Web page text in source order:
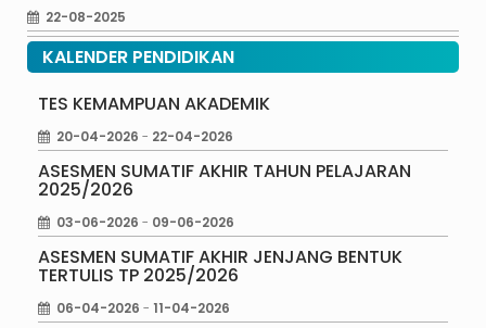
22-08-2025
KALENDER PENDIDIKAN
TES KEMAMPUAN AKADEMIK
20-04-2026 - 22-04-2026
ASESMEN SUMATIF AKHIR TAHUN PELAJARAN
2025/2026
03-06-2026 - 09-06-2026
ASESMEN SUMATIF AKHIR JENJANG BENTUK
TERTULIS TP 2025/2026
06-04-2026 - 11-04-2026